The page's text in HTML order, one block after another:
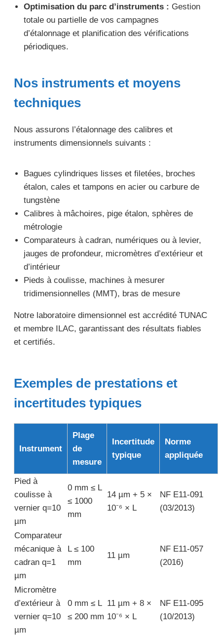
Optimisation du parc d’instruments : Gestion
totale ou partielle de vos campagnes
d’étalonnage et planification des vérifications
périodiques.
Nos instruments et moyens
techniques
Nous assurons l’étalonnage des calibres et
instruments dimensionnels suivants :
Bagues cylindriques lisses et filetées, broches
étalon, cales et tampons en acier ou carbure de
tungstène
Calibres à mâchoires, pige étalon, sphères de
métrologie
Comparateurs à cadran, numériques ou à levier,
jauges de profondeur, micromètres d’extérieur et
d’intérieur
Pieds à coulisse, machines à mesurer
tridimensionnelles (MMT), bras de mesure
Notre laboratoire dimensionnel est accrédité TUNAC
et membre ILAC, garantissant des résultats fiables
et certifiés.
Exemples de prestations et
incertitudes typiques
Instrument
Plage
de
mesure
Incertitude
typique
Norme
appliquée
Pied à
coulisse à
vernier q=10
µm
0 mm ≤ L
≤ 1000
mm
14 µm + 5 ×
10⁻⁶ × L
NF E11-091
(03/2013)
Comparateur
mécanique à
cadran q=1
µm
L ≤ 100
mm
11 µm
NF E11-057
(2016)
Micromètre
d’extérieur à
vernier q=10
µm
0 mm ≤ L
≤ 200 mm
11 µm + 8 ×
10⁻⁶ × L
NF E11-095
(10/2013)